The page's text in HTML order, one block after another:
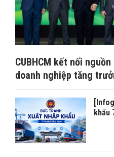
CUBHCM kết nối
doanh nghiệp tăng
khẩu